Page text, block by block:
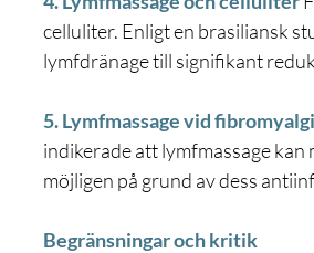
celluliter. Enligt en brasiliansk
lymfdränage till signifikant
5. Lymfmassage vid fibromyalgi
indikerade att lymfmassage
möjligen på grund av dess
Begränsningar och kritik